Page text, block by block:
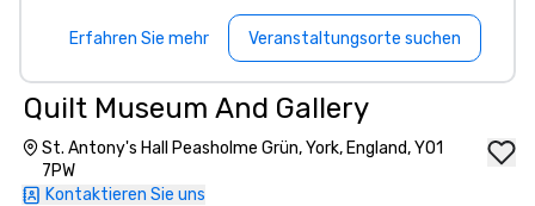
Erfahren Sie mehr Veranstaltungsorte suchen
Quilt Museum And Gallery
St. Antony's Hall Peasholme Grün, York, England, YO1
7PW
Kontaktieren Sie uns